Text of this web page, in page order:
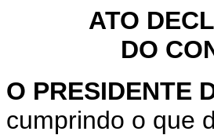
ATO
DO
O PRESIDENTE
cumprindo o que